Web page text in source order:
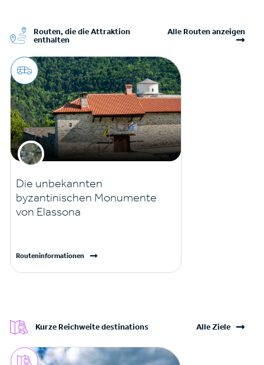
Routen, die die Attraktion
enthalten
Alle Routen anzeigen
Die unbekannten
byzantinischen Monumente
von Elassona
Routeninformationen
Kurze Reichweite destinations Alle Ziele